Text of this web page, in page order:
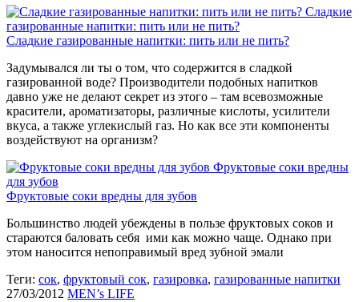
Сладкие
газированные напитки: пить или не пить?
Сладкие газированные напитки: пить или не пить?
Задумывался ли ты о том, что содержится в сладкой
газированной воде? Производители подобных напитков
давно уже не делают секрет из этого – там всевозможные
красители, ароматизаторы, различные кислоты, усилители
вкуса, а также углекислый газ. Но как все эти компоненты
воздействуют на организм?
Фруктовые соки вредны
для зубов
Фруктовые соки вредны для зубов
Большинство людей убеждены в пользе фруктовых соков и
стараются баловать себя ими как можно чаще. Однако при
этом наносится непоправимый вред зубной эмали
Теги: сок, фруктовый сок, газировка, газированные напитки
27/03/2012 MEN’s LIFE